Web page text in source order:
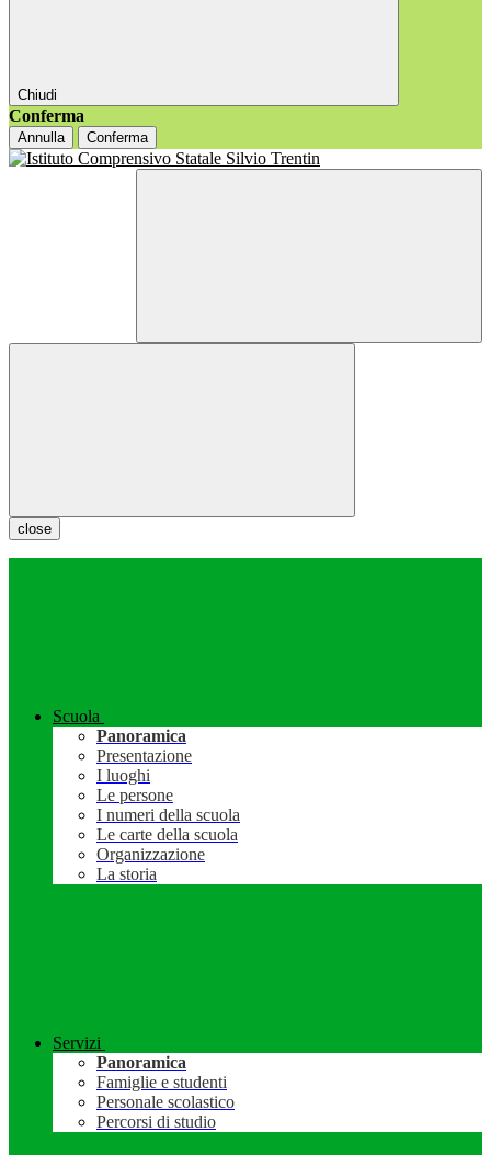
Chiudi
Conferma
Annulla Conferma
close
Scuola
Panoramica
Presentazione
I luoghi
Le persone
I numeri della scuola
Le carte della scuola
Organizzazione
La storia
Servizi
Panoramica
Famiglie e studenti
Personale scolastico
Percorsi di studio